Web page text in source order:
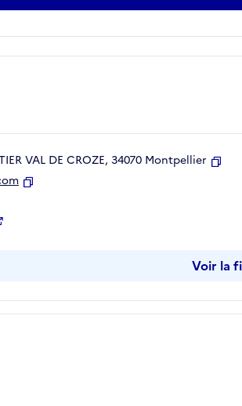
VAL DE CROZE, 34070 Montpellier
Voir la